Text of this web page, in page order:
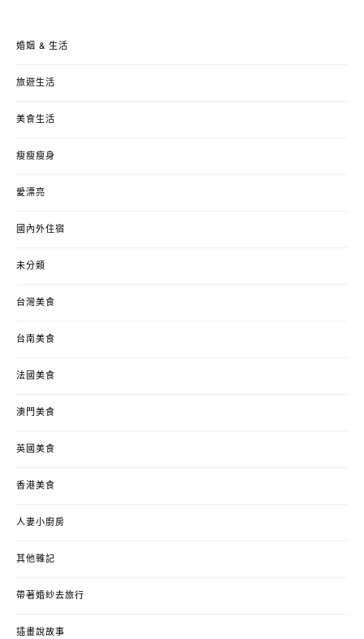
婚姻 & 生活
旅遊生活
美食生活
瘦瘦瘦身
愛漂亮
國內外住宿
未分類
台灣美食
台南美食
法國美食
澳門美食
英國美食
香港美食
人妻小廚房
其他雜記
帶著婚紗去旅行
插畫說故事